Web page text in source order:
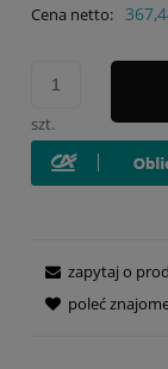
Cena netto:
szt.
zapytaj o
poleć